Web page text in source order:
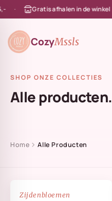
naar de content
Gratis afhalen in de winkel
CozyMssls
SHOP ONZE COLLECTIES
Alle producten.
Home chevron_rightAlle Producten
Zijdenbloemen